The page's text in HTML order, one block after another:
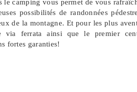
le camping vous permet de vous
possibilités de randonnées
de la montagne. Et pour les plus
via ferrata ainsi que le premier
fortes garanties!